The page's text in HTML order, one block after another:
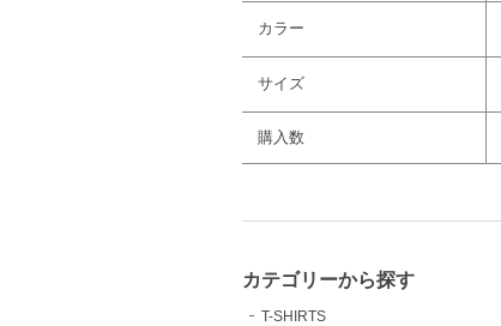
カラー
サイズ
購入数
カテゴリーから探す
T-SHIRTS